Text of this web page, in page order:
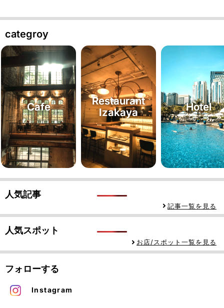
categroy
Cafe
Restaurant
Izakaya
Hotel
人気記事
記事一覧を見る
人気スポット
お店/スポット一覧を見る
フォローする
Instagram